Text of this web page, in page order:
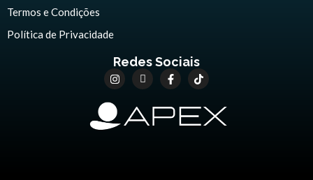
Termos e Condições
Política de Privacidade
Redes Sociais